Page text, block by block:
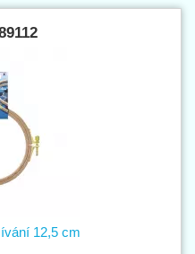
12,5 cm